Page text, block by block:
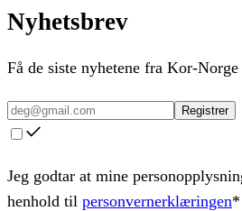
Nyhetsbrev
Få de siste nyhetene fra Kor-
Registrer
Jeg godtar at mine
henhold til personvernerklæringen*